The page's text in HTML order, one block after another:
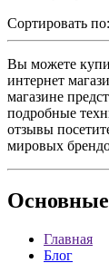
Сортировать по:
Вы можете
интернет
магазине
подробные
отзывы
мировых
Основные
Главная
Блог